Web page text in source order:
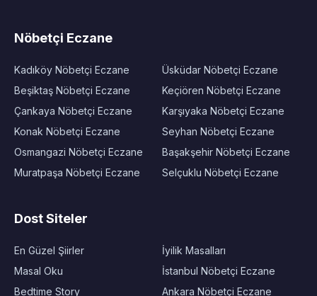
Nöbetçi Eczane
Kadıköy Nöbetçi Eczane
Beşiktaş Nöbetçi Eczane
Çankaya Nöbetçi Eczane
Konak Nöbetçi Eczane
Osmangazi Nöbetçi Eczane
Muratpaşa Nöbetçi Eczane
Üsküdar Nöbetçi Eczane
Keçiören Nöbetçi Eczane
Karşıyaka Nöbetçi Eczane
Seyhan Nöbetçi Eczane
Başakşehir Nöbetçi Eczane
Selçuklu Nöbetçi Eczane
Dost Siteler
En Güzel Şiirler
Masal Oku
Bedtime Story
İyilik Masalları
İstanbul Nöbetçi Eczane
Ankara Nöbetçi Eczane